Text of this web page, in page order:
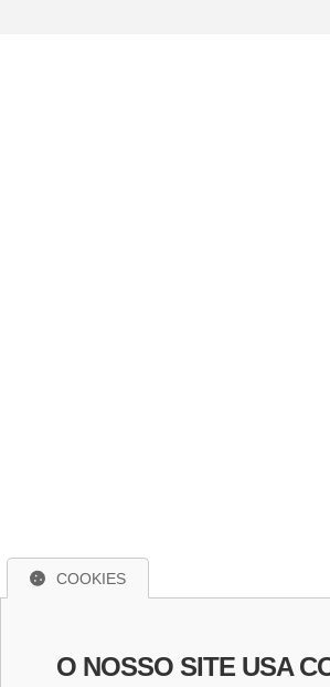
COOKIES
O NOSSO SITE USA